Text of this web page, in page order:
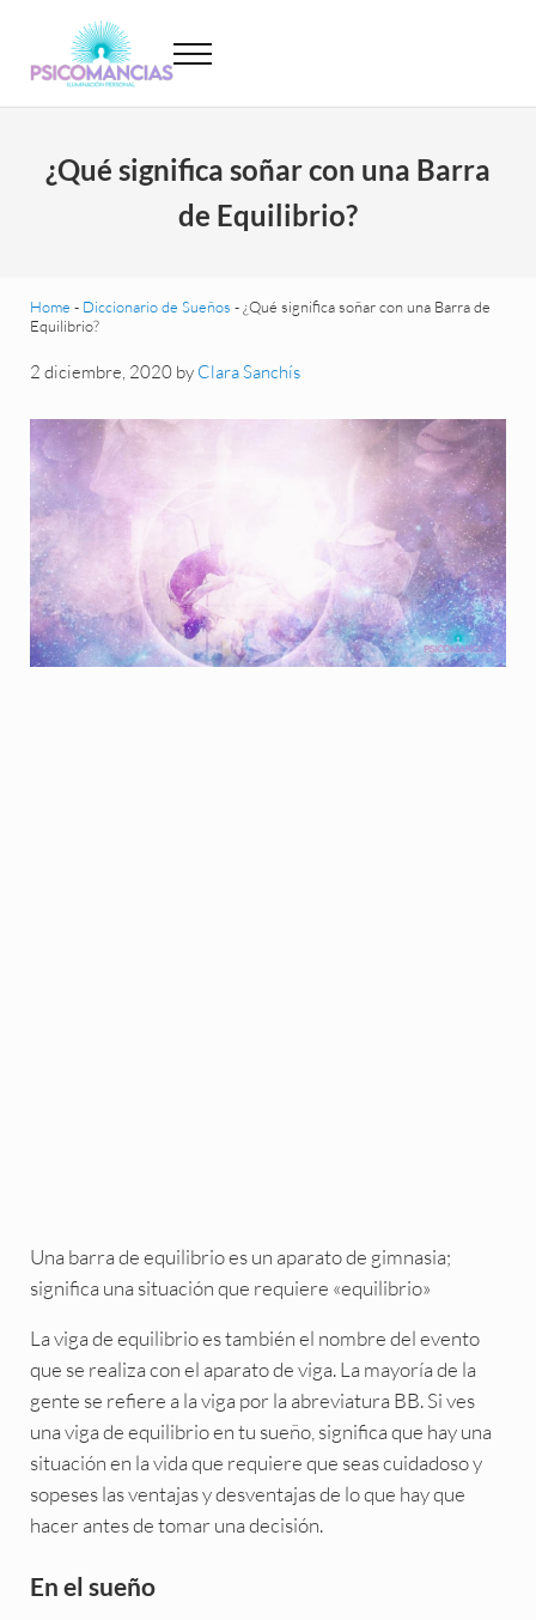
Psicomancias
Menu
¿Qué significa soñar con una Barra
de Equilibrio?
Home - Diccionario de Sueños -¿Qué significa soñar con una Barra de
Equilibrio?
2 diciembre, 2020 by Clara Sanchís
Una barra de equilibrio es un aparato de gimnasia;
significa una situación que requiere «equilibrio»
La viga de equilibrio es también el nombre del evento
que se realiza con el aparato de viga. La mayoría de la
gente se refiere a la viga por la abreviatura BB. Si ves
una viga de equilibrio en tu sueño, significa que hay una
situación en la vida que requiere que seas cuidadoso y
sopeses las ventajas y desventajas de lo que hay que
hacer antes de tomar una decisión.
En el sueño